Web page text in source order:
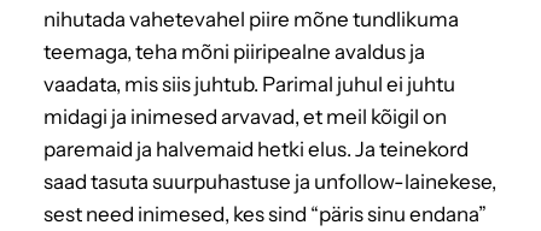
nihutada vahetevahel piire mõne tundlikuma
teemaga, teha mõni piiripealne avaldus ja
vaadata, mis siis juhtub. Parimal juhul ei juhtu
midagi ja inimesed arvavad, et meil kõigil on
paremaid ja halvemaid hetki elus. Ja teinekord
saad tasuta suurpuhastuse ja unfollow-lainekese,
sest need inimesed, kes sind “päris sinu endana”